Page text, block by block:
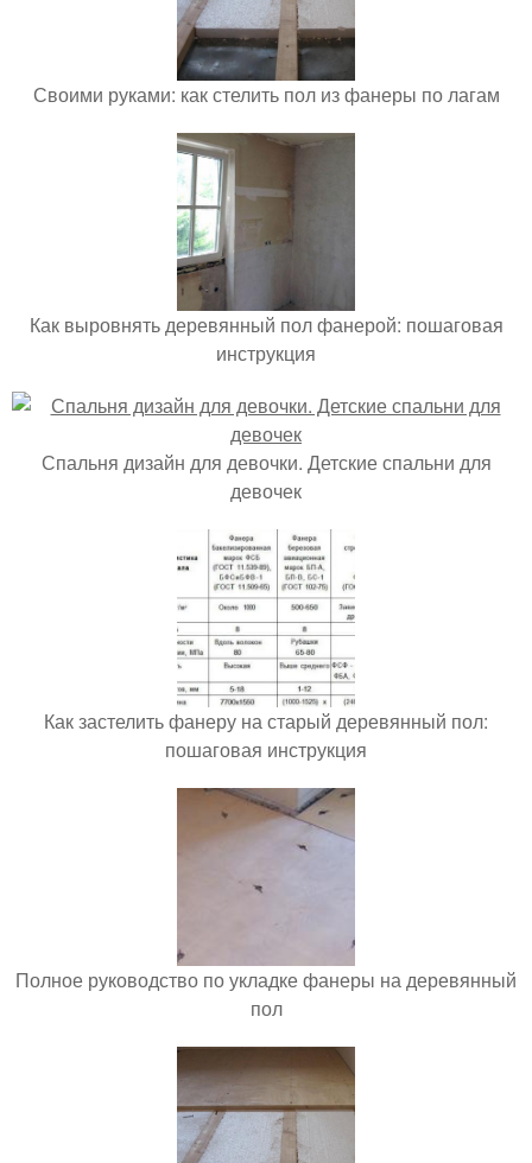
Своими руками: как стелить пол из фанеры по лагам
Как выровнять деревянный пол фанерой: пошаговая
инструкция
Спальня дизайн для девочки. Детские спальни для
девочек
Как застелить фанеру на старый деревянный пол:
пошаговая инструкция
Полное руководство по укладке фанеры на деревянный
пол